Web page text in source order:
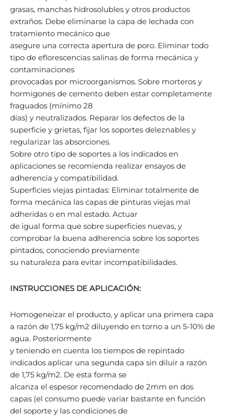
grasas, manchas hidrosolubles y otros productos
extraños. Debe eliminarse la capa de lechada con
tratamiento mecánico que
asegure una correcta apertura de poro. Eliminar todo
tipo de eflorescencias salinas de forma mecánica y
contaminaciones
provocadas por microorganismos. Sobre morteros y
hormigones de cemento deben estar completamente
fraguados (mínimo 28
días) y neutralizados. Reparar los defectos de la
superficie y grietas, fijar los soportes deleznables y
regularizar las absorciones.
Sobre otro tipo de soportes a los indicados en
aplicaciones se recomienda realizar ensayos de
adherencia y compatibilidad.
Superficies viejas pintadas: Eliminar totalmente de
forma mecánica las capas de pinturas viejas mal
adheridas o en mal estado. Actuar
de igual forma que sobre superficies nuevas, y
comprobar la buena adherencia sobre los soportes
pintados, conociendo previamente
su naturaleza para evitar incompatibilidades.
INSTRUCCIONES DE APLICACIÓN:
Homogeneizar el producto, y aplicar una primera capa
a razón de 1,75 kg/m2 diluyendo en torno a un 5-10% de
agua. Posteriormente
y teniendo en cuenta los tiempos de repintado
indicados aplicar una segunda capa sin diluir a razón
de 1,75 kg/m2. De esta forma se
alcanza el espesor recomendado de 2mm en dos
capas (el consumo puede variar bastante en función
del soporte y las condiciones de